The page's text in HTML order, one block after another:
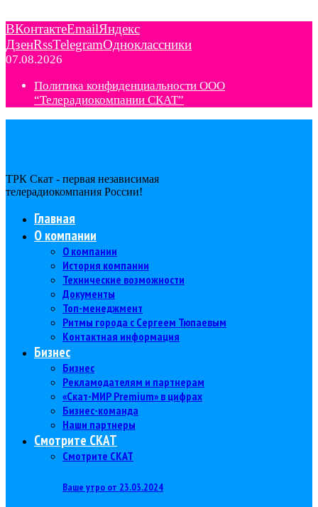
ВКонтактеEmailЯндекс
ДзенRssTelegramОдноклассники
07.08.2026
Политика конфиденциальности ООО
“Телерадиокомпании СКАТ”
ТРК Скат - первая независимая
телерадиокомпания Роcсии!
Главная
О компании
О компании
История компании
Технические возможности
Документы
Топ-менеджмент
Ритмы города с Сергеем Тюпаевым
Контактная информация
Бизнес
Бизнес
Рекламодателям и партнерам
«Скат-МИР Premium» в цифрах
Бизнес-команда
Наши партнеры
Смотрите СКАТ
Смотрите СКАТ
Ваше утро от 23.03.2024